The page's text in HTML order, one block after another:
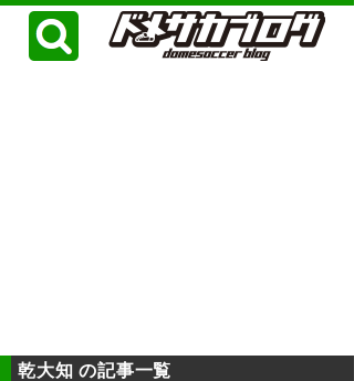
乾大知 の記事一覧